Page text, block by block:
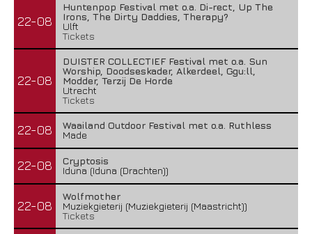
22-08
Huntenpop Festival met o.a. Di-rect, Up The
Irons, The Dirty Daddies, Therapy?
Ulft
Tickets
22-08
DUISTER COLLECTIEF Festival met o.a. Sun
Worship, Doodseskader, Alkerdeel, Ggu:ll,
Modder, Terzij De Horde
Utrecht
Tickets
22-08
Waailand Outdoor Festival met o.a. Ruthless
Made
22-08
Cryptosis
Iduna (Iduna (Drachten))
22-08
Wolfmother
Muziekgieterij (Muziekgieterij (Maastricht))
Tickets